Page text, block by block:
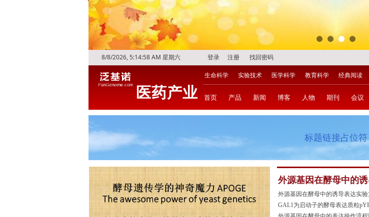
找回密码
登录 注册
8/8/2026, 5:15:00 AM 星期六
生命科学 实验技术 医学科学 教育科学 经典阅读
首页 产品 新闻 博客 人物 期刊 会议
外源基因在酵母中的
流程Protocol-2019版
外源基因在酵母中的诱导表达实
GAL1为启动子的酵母表达质粒
标题链接占位符
医药产业